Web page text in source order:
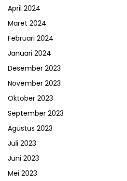
April 2024
Maret 2024
Februari 2024
Januari 2024
Desember 2023
November 2023
Oktober 2023
September 2023
Agustus 2023
Juli 2023
Juni 2023
Mei 2023